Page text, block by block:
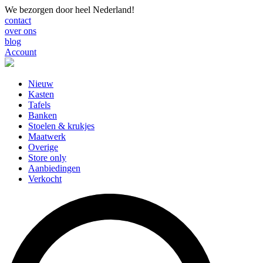
We bezorgen door heel Nederland!
contact
over ons
blog
Account
Nieuw
Kasten
Tafels
Banken
Stoelen & krukjes
Maatwerk
Overige
Store only
Aanbiedingen
Verkocht